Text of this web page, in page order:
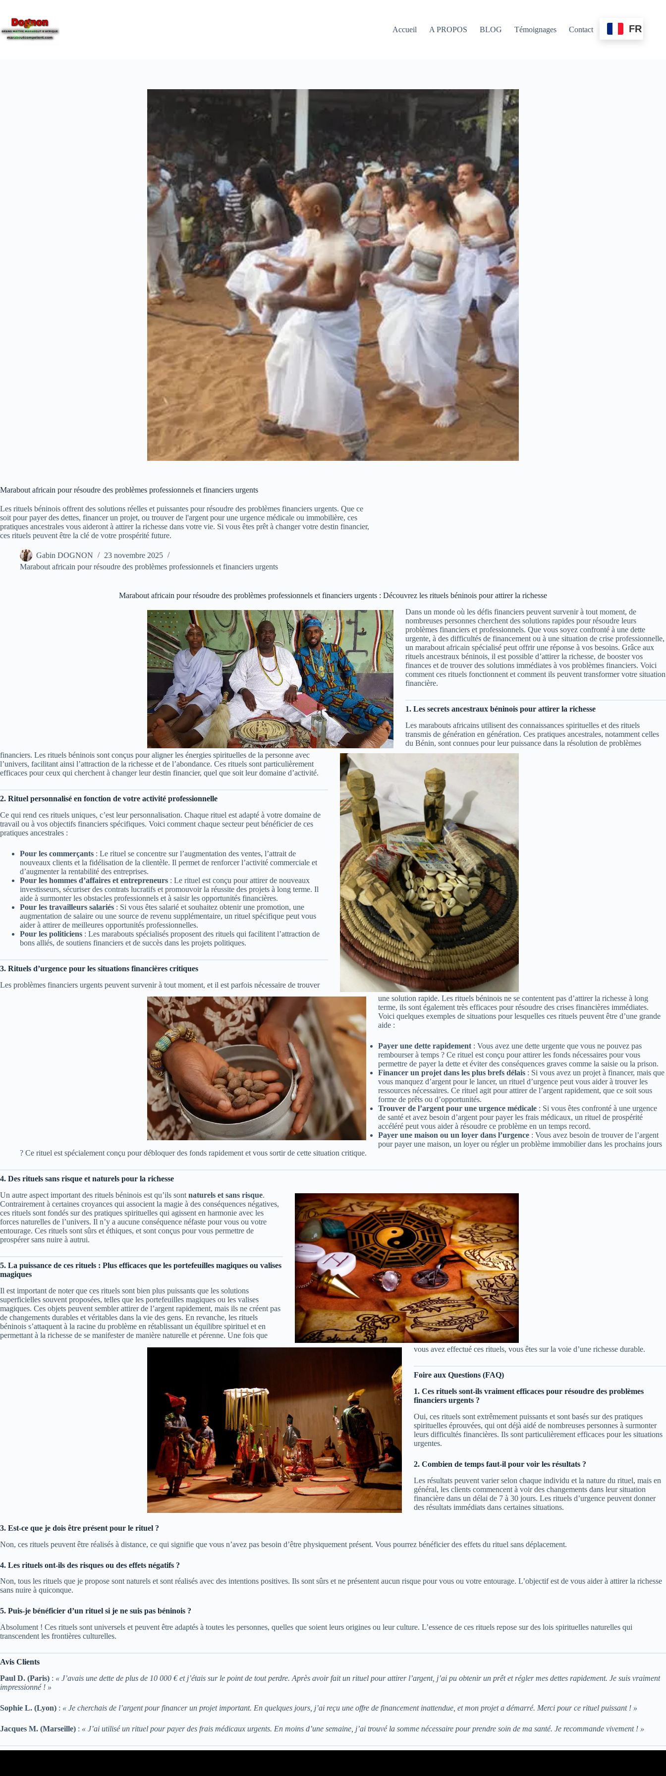
Accueil A PROPOS BLOG Témoignages Contact FR
Marabout africain pour résoudre des problèmes professionnels et financiers urgents
Les rituels béninois offrent des solutions réelles et puissantes pour résoudre des problèmes financiers urgents. Que ce
soit pour payer des dettes, financer un projet, ou trouver de l'argent pour une urgence médicale ou immobilière, ces
pratiques ancestrales vous aideront à attirer la richesse dans votre vie. Si vous êtes prêt à changer votre destin financier,
ces rituels peuvent être la clé de votre prospérité future.
Gabin DOGNON
23 novembre 2025
Marabout africain pour résoudre des problèmes professionnels et financiers urgents
Marabout africain pour résoudre des problèmes professionnels et financiers urgents : Découvrez les rituels béninois pour attirer la richesse
Dans un monde où les défis financiers peuvent survenir à tout moment, de
nombreuses personnes cherchent des solutions rapides pour résoudre leurs
problèmes financiers et professionnels. Que vous soyez confronté à une dette
urgente, à des difficultés de financement ou à une situation de crise professionnelle,
un marabout africain spécialisé peut offrir une réponse à vos besoins. Grâce aux
rituels ancestraux béninois, il est possible d’attirer la richesse, de booster vos
finances et de trouver des solutions immédiates à vos problèmes financiers. Voici
comment ces rituels fonctionnent et comment ils peuvent transformer votre situation
financière.
1. Les secrets ancestraux béninois pour attirer la richesse
Les marabouts africains utilisent des connaissances spirituelles et des rituels
transmis de génération en génération. Ces pratiques ancestrales, notamment celles
du Bénin, sont connues pour leur puissance dans la résolution de problèmes
financiers. Les rituels béninois sont conçus pour aligner les énergies spirituelles de la personne avec
l’univers, facilitant ainsi l’attraction de la richesse et de l’abondance. Ces rituels sont particulièrement
efficaces pour ceux qui cherchent à changer leur destin financier, quel que soit leur domaine d’activité.
2. Rituel personnalisé en fonction de votre activité professionnelle
Ce qui rend ces rituels uniques, c’est leur personnalisation. Chaque rituel est adapté à votre domaine de
travail ou à vos objectifs financiers spécifiques. Voici comment chaque secteur peut bénéficier de ces
pratiques ancestrales :
Pour les commerçants : Le rituel se concentre sur l’augmentation des ventes, l’attrait de
nouveaux clients et la fidélisation de la clientèle. Il permet de renforcer l’activité commerciale et
d’augmenter la rentabilité des entreprises.
Pour les hommes d’affaires et entrepreneurs : Le rituel est conçu pour attirer de nouveaux
investisseurs, sécuriser des contrats lucratifs et promouvoir la réussite des projets à long terme. Il
aide à surmonter les obstacles professionnels et à saisir les opportunités financières.
Pour les travailleurs salariés : Si vous êtes salarié et souhaitez obtenir une promotion, une
augmentation de salaire ou une source de revenu supplémentaire, un rituel spécifique peut vous
aider à attirer de meilleures opportunités professionnelles.
Pour les politiciens : Les marabouts spécialisés proposent des rituels qui facilitent l’attraction de
bons alliés, de soutiens financiers et de succès dans les projets politiques.
3. Rituels d’urgence pour les situations financières critiques
Les problèmes financiers urgents peuvent survenir à tout moment, et il est parfois nécessaire de trouver
une solution rapide. Les rituels béninois ne se contentent pas d’attirer la richesse à long
terme, ils sont également très efficaces pour résoudre des crises financières immédiates.
Voici quelques exemples de situations pour lesquelles ces rituels peuvent être d’une grande
aide :
Payer une dette rapidement : Vous avez une dette urgente que vous ne pouvez pas
rembourser à temps ? Ce rituel est conçu pour attirer les fonds nécessaires pour vous
permettre de payer la dette et éviter des conséquences graves comme la saisie ou la prison.
Financer un projet dans les plus brefs délais : Si vous avez un projet à financer, mais que
vous manquez d’argent pour le lancer, un rituel d’urgence peut vous aider à trouver les
ressources nécessaires. Ce rituel agit pour attirer de l’argent rapidement, que ce soit sous
forme de prêts ou d’opportunités.
Trouver de l’argent pour une urgence médicale : Si vous êtes confronté à une urgence
de santé et avez besoin d’argent pour payer les frais médicaux, un rituel de prospérité
accéléré peut vous aider à résoudre ce problème en un temps record.
Payer une maison ou un loyer dans l’urgence : Vous avez besoin de trouver de l’argent
pour payer une maison, un loyer ou régler un problème immobilier dans les prochains jours
? Ce rituel est spécialement conçu pour débloquer des fonds rapidement et vous sortir de cette situation critique.
4. Des rituels sans risque et naturels pour la richesse
Un autre aspect important des rituels béninois est qu’ils sont naturels et sans risque.
Contrairement à certaines croyances qui associent la magie à des conséquences négatives,
ces rituels sont fondés sur des pratiques spirituelles qui agissent en harmonie avec les
forces naturelles de l’univers. Il n’y a aucune conséquence néfaste pour vous ou votre
entourage. Ces rituels sont sûrs et éthiques, et sont conçus pour vous permettre de
prospérer sans nuire à autrui.
5. La puissance de ces rituels : Plus efficaces que les portefeuilles magiques ou valises
magiques
Il est important de noter que ces rituels sont bien plus puissants que les solutions
superficielles souvent proposées, telles que les portefeuilles magiques ou les valises
magiques. Ces objets peuvent sembler attirer de l’argent rapidement, mais ils ne créent pas
de changements durables et véritables dans la vie des gens. En revanche, les rituels
béninois s’attaquent à la racine du problème en rétablissant un équilibre spirituel et en
permettant à la richesse de se manifester de manière naturelle et pérenne. Une fois que
vous avez effectué ces rituels, vous êtes sur la voie d’une richesse durable.
Foire aux Questions (FAQ)
1. Ces rituels sont-ils vraiment efficaces pour résoudre des problèmes
financiers urgents ?
Oui, ces rituels sont extrêmement puissants et sont basés sur des pratiques
spirituelles éprouvées, qui ont déjà aidé de nombreuses personnes à surmonter
leurs difficultés financières. Ils sont particulièrement efficaces pour les situations
urgentes.
2. Combien de temps faut-il pour voir les résultats ?
Les résultats peuvent varier selon chaque individu et la nature du rituel, mais en
général, les clients commencent à voir des changements dans leur situation
financière dans un délai de 7 à 30 jours. Les rituels d’urgence peuvent donner
des résultats immédiats dans certaines situations.
3. Est-ce que je dois être présent pour le rituel ?
Non, ces rituels peuvent être réalisés à distance, ce qui signifie que vous n’avez pas besoin d’être physiquement présent. Vous pourrez bénéficier des effets du rituel sans déplacement.
4. Les rituels ont-ils des risques ou des effets négatifs ?
Non, tous les rituels que je propose sont naturels et sont réalisés avec des intentions positives. Ils sont sûrs et ne présentent aucun risque pour vous ou votre entourage. L’objectif est de vous aider à attirer la richesse
sans nuire à quiconque.
5. Puis-je bénéficier d’un rituel si je ne suis pas béninois ?
Absolument ! Ces rituels sont universels et peuvent être adaptés à toutes les personnes, quelles que soient leurs origines ou leur culture. L’essence de ces rituels repose sur des lois spirituelles naturelles qui
transcendent les frontières culturelles.
Avis Clients
Paul D. (Paris) : « J’avais une dette de plus de 10 000 € et j’étais sur le point de tout perdre. Après avoir fait un rituel pour attirer l’argent, j’ai pu obtenir un prêt et régler mes dettes rapidement. Je suis vraiment
impressionné ! »
Sophie L. (Lyon) : « Je cherchais de l’argent pour financer un projet important. En quelques jours, j’ai reçu une offre de financement inattendue, et mon projet a démarré. Merci pour ce rituel puissant ! »
Jacques M. (Marseille) : « J’ai utilisé un rituel pour payer des frais médicaux urgents. En moins d’une semaine, j’ai trouvé la somme nécessaire pour prendre soin de ma santé. Je recommande vivement ! »